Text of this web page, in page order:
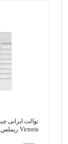
توالت ایرانی
Victoria ریملس